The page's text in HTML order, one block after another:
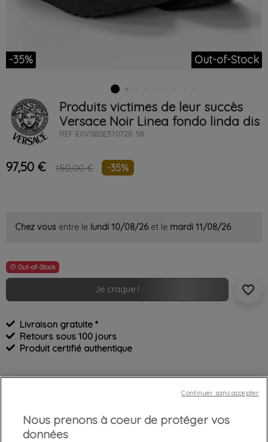
-35% Out-of-Stock
Produits victimes de leur succès
Versace Noir Linea fondo linda dis
REF E0VSBSE370728 38
97,50 € 150,00 € -35%
Chez vous entre le lundi 10/08/26et le mardi 11/08/26
 Out-of-Stock
Je craque ! favorite_border
Livraison gratuite *
Retours sous 100 jours
Produit certifié authentique
Détails du produit Fabriquant
Nous prenons à coeur de protéger vos
données
Continuer sans accepter